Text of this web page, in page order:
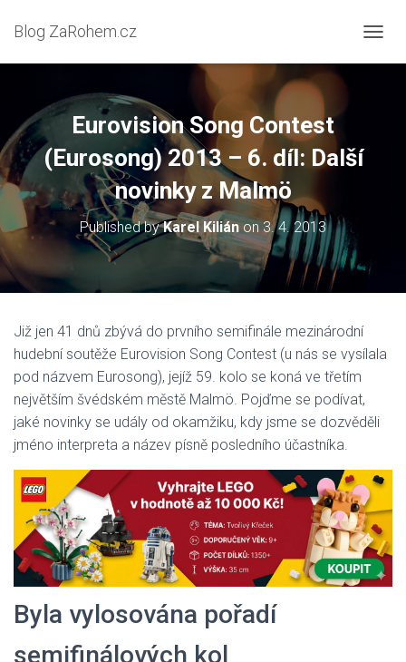
Blog ZaRohem.cz
Ř
Eurovision Song Contest
(Eurosong) 2013 – 6. díl: Další
novinky z Malmö
Published byKarel Kiliánon3. 4. 2013
Již jen 41 dnů zbývá do prvního semifinále mezinárodní
hudební soutěže Eurovision Song Contest (u nás se vysílala
pod názvem Eurosong), jejíž 59. kolo se koná ve třetím
největším švédském městě Malmö. Pojďme se podívat,
jaké novinky se udály od okamžiku, kdy jsme se dozvěděli
jméno interpreta a název písně posledního účastníka.
Byla vylosována pořadí
semifinálových kol